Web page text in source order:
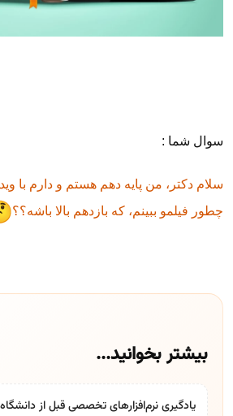
سوال شما :
سلام دکتر، من پایه دهم هستم و دارم با
چطور فیلمو ببینم، که بازدهم بالا باشه؟؟
بیشتر بخوانید...
یادگیری نرم‌افزارهای تخصصی قبل از دانشگاه